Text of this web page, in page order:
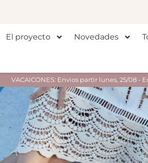
El proyecto Novedades
VACAICONES: Envios partir lunes, 25/08 -